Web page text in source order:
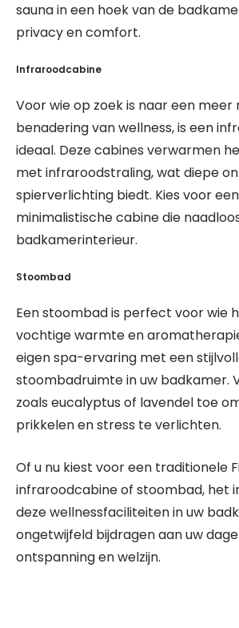
sauna in een hoek van de
privacy en comfort.
Infraroodcabine
Voor wie op zoek is naar een meer
benadering van wellness, is een
ideaal. Deze cabines verwarmen
met infraroodstraling, wat diepe
spierverlichting biedt. Kies voor
minimalistische cabine die
badkamerinterieur.
Stoombad
Een stoombad is perfect voor wie
vochtige warmte en
eigen spa-ervaring met een
stoombadruimte in uw badkamer.
zoals eucalyptus of lavendel toe
prikkelen en stress te verlichten.
Of u nu kiest voor een traditionele
infraroodcabine of stoombad, het
deze wellnessfaciliteiten in uw
ongetwijfeld bijdragen aan uw
ontspanning en welzijn.